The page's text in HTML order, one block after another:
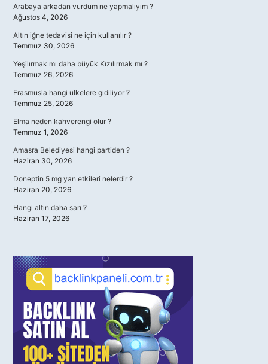
Arabaya arkadan vurdum ne yapmalıyım ?
Ağustos 4, 2026
Altın iğne tedavisi ne için kullanılır ?
Temmuz 30, 2026
Yeşilırmak mı daha büyük Kızılırmak mı ?
Temmuz 26, 2026
Erasmusla hangi ülkelere gidiliyor ?
Temmuz 25, 2026
Elma neden kahverengi olur ?
Temmuz 1, 2026
Amasra Belediyesi hangi partiden ?
Haziran 30, 2026
Doneptin 5 mg yan etkileri nelerdir ?
Haziran 20, 2026
Hangi altın daha sarı ?
Haziran 17, 2026